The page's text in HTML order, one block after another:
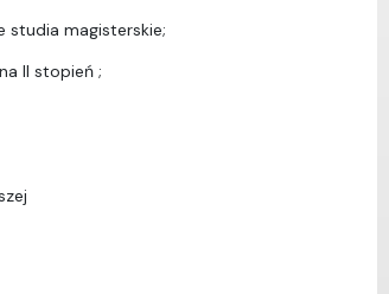
studia magisterskie;
II stopień ;